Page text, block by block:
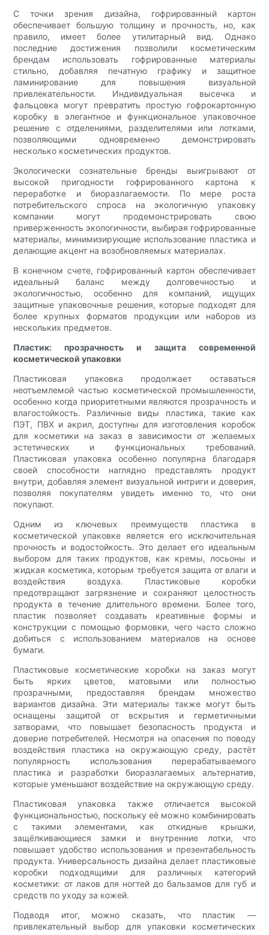
С точки зрения дизайна, гофрированный картон
обеспечивает большую толщину и прочность, но, как
правило, имеет более утилитарный вид. Однако
последние достижения позволили косметическим
брендам использовать гофрированные материалы
стильно, добавляя печатную графику и защитное
ламинирование для повышения визуальной
привлекательности. Индивидуальная высечка и
фальцовка могут превратить простую гофрокартонную
коробку в элегантное и функциональное упаковочное
решение с отделениями, разделителями или лотками,
позволяющими одновременно демонстрировать
несколько косметических продуктов.
Экологически сознательные бренды выигрывают от
высокой пригодности гофрированного картона к
переработке и биоразлагаемости. По мере роста
потребительского спроса на экологичную упаковку
компании могут продемонстрировать свою
приверженность экологичности, выбирая гофрированные
материалы, минимизирующие использование пластика и
делающие акцент на возобновляемых материалах.
В конечном счете, гофрированный картон обеспечивает
идеальный баланс между долговечностью и
экологичностью, особенно для компаний, ищущих
защитные упаковочные решения, которые подходят для
более крупных форматов продукции или наборов из
нескольких предметов.
Пластик: прозрачность и защита современной
косметической упаковки
Пластиковая упаковка продолжает оставаться
неотъемлемой частью косметической промышленности,
особенно когда приоритетными являются прозрачность и
влагостойкость. Различные виды пластика, такие как
ПЭТ, ПВХ и акрил, доступны для изготовления коробок
для косметики на заказ в зависимости от желаемых
эстетических и функциональных требований.
Пластиковая упаковка особенно популярна благодаря
своей способности наглядно представлять продукт
внутри, добавляя элемент визуальной интриги и доверия,
позволяя покупателям увидеть именно то, что они
покупают.
Одним из ключевых преимуществ пластика в
косметической упаковке является его исключительная
прочность и водостойкость. Это делает его идеальным
выбором для таких продуктов, как кремы, лосьоны и
жидкая косметика, которым требуется защита от влаги и
воздействия воздуха. Пластиковые коробки
предотвращают загрязнение и сохраняют целостность
продукта в течение длительного времени. Более того,
пластик позволяет создавать креативные формы и
конструкции с помощью формовки, чего часто сложно
добиться с использованием материалов на основе
бумаги.
Пластиковые косметические коробки на заказ могут
быть ярких цветов, матовыми или полностью
прозрачными, предоставляя брендам множество
вариантов дизайна. Эти материалы также могут быть
оснащены защитой от вскрытия и герметичными
затворами, что повышает безопасность продукта и
доверие потребителей. Несмотря на опасения по поводу
воздействия пластика на окружающую среду, растёт
популярность использования перерабатываемого
пластика и разработки биоразлагаемых альтернатив,
которые уменьшают воздействие на окружающую среду.
Пластиковая упаковка также отличается высокой
функциональностью, поскольку её можно комбинировать
с такими элементами, как откидные крышки,
защёлкивающиеся замки и внутренние лотки, что
повышает удобство использования и презентабельность
продукта. Универсальность дизайна делает пластиковые
коробки подходящими для различных категорий
косметики: от лаков для ногтей до бальзамов для губ и
средств по уходу за кожей.
Подводя итог, можно сказать, что пластик —
привлекательный выбор для упаковки косметических